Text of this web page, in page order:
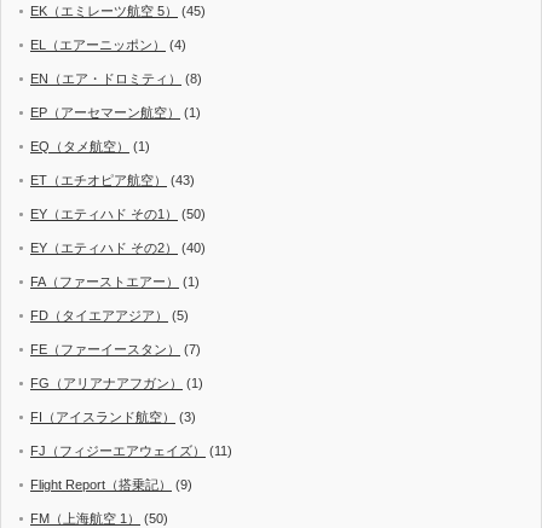
EK（エミレーツ航空 5） (45)
EL（エアーニッポン） (4)
EN（エア・ドロミティ） (8)
EP（アーセマーン航空） (1)
EQ（タメ航空） (1)
ET（エチオピア航空） (43)
EY（エティハド その1） (50)
EY（エティハド その2） (40)
FA（ファーストエアー） (1)
FD（タイエアアジア） (5)
FE（ファーイースタン） (7)
FG（アリアナアフガン） (1)
FI（アイスランド航空） (3)
FJ（フィジーエアウェイズ） (11)
Flight Report（搭乗記） (9)
FM（上海航空 1） (50)